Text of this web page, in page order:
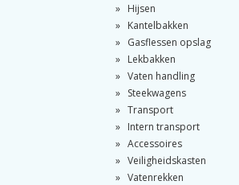
Hijsen
Kantelbakken
Gasflessen opslag
Lekbakken
Vaten handling
Steekwagens
Transport
Intern transport
Accessoires
Veiligheidskasten
Vatenrekken